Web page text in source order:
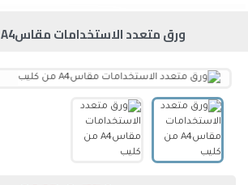
ورق متعدد الاستخدامات مقاسA4 من كليب